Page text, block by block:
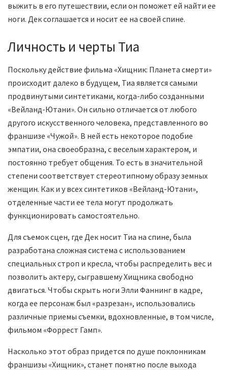
выжить в его путешествии, если он поможет ей найти ее
ноги. Дек соглашается и носит ее на своей спине.
Личность и черты Тиа
Поскольку действие фильма «Хищник: Планета смерти»
происходит далеко в будущем, Тиа является самыми
продвинутыми синтетиками, когда-либо созданными
«Вейланд-Ютани». Он сильно отличается от любого
другого искусственного человека, представленного во
франшизе «Чужой». В ней есть некоторое подобие
эмпатии, она своеобразна, с веселым характером, и
постоянно требует общения. То есть в значительной
степени соответствует стереотипному образу земных
женщин. Как и у всех синтетиков «Вейланд-Ютани»,
отделенные части ее тела могут продолжать
функционировать самостоятельно.
Для съемок сцен, где Дек носит Тиа на спине, была
разработана сложная система с использованием
специальных строп и кресла, чтобы распределить вес и
позволить актеру, сыгравшему Хищника свободно
двигаться. Чтобы скрыть ноги Элли Фаннинг в кадре,
когда ее персонаж был «разрезан», использовались
различные приемы съемки, вдохновленные, в том числе,
фильмом «Форрест Гамп».
Насколько этот образ придется по душе поклонникам
франшизы «Хищник», станет понятно после выхода